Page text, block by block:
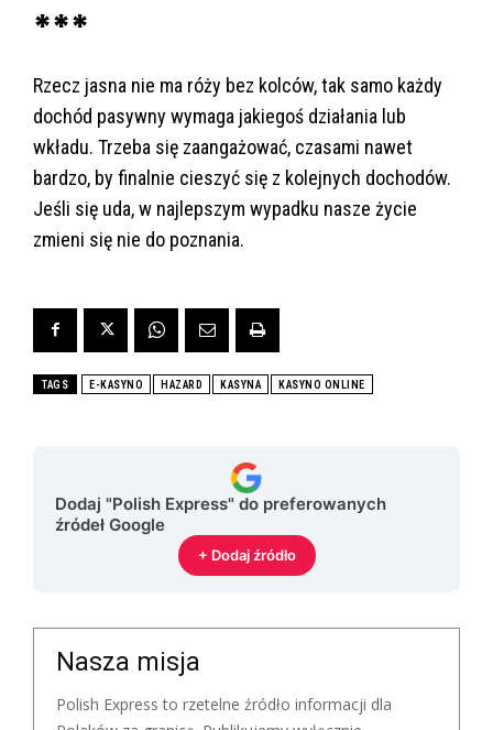
***
Rzecz jasna nie ma róży bez kolców, tak samo każdy
dochód pasywny wymaga jakiegoś działania lub
wkładu. Trzeba się zaangażować, czasami nawet
bardzo, by finalnie cieszyć się z kolejnych dochodów.
Jeśli się uda, w najlepszym wypadku nasze życie
zmieni się nie do poznania.
TAGS E-KASYNO HAZARD KASYNA KASYNO ONLINE
Dodaj "Polish Express" do preferowanych
źródeł Google
+ Dodaj źródło
Nasza misja
Polish Express to rzetelne źródło informacji dla